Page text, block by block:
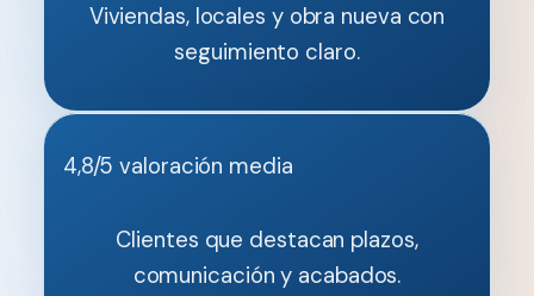
Viviendas, locales y obra nueva con
seguimiento claro.
4,8/5 valoración media
Clientes que destacan plazos,
comunicación y acabados.